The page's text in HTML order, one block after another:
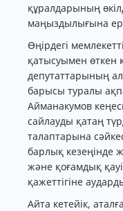
құралдарының
маңыздылығына
Өңірдегі
қатысуымен өткен
депутаттарының
барысы туралы
Айманакумов
сайлауды қатаң
талаптарына
барлық
және қоғамдық
қажеттігіне
Айта кетейік,